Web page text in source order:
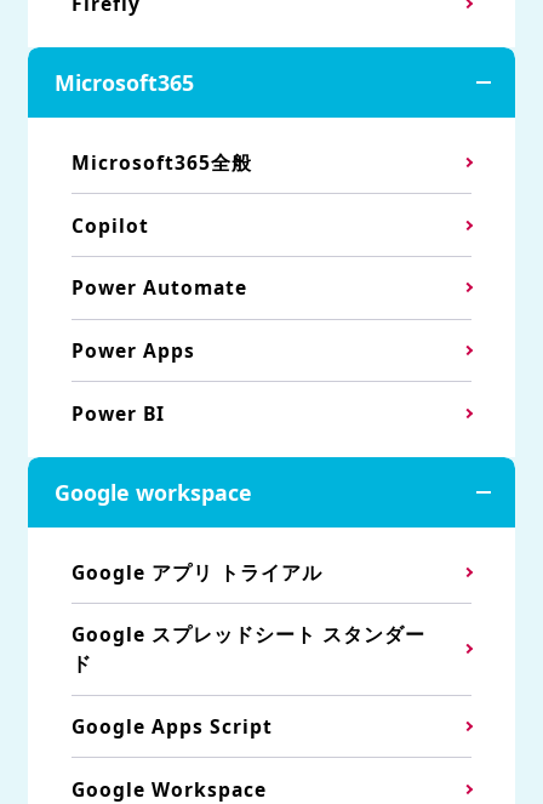
Microsoft365
Microsoft365全般
Copilot
Power Automate
Power Apps
Power BI
Google workspace
Google アプリ トライアル
Google スプレッドシート スタンダー
ド
Google Apps Script
Google Workspace